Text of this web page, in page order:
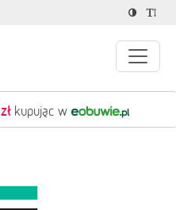
kupując w